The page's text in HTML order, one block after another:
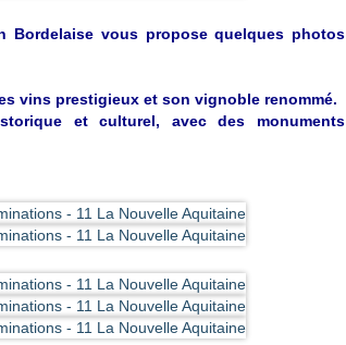
vous propose quelques photos
vins prestigieux et son vignoble renommé.
et culturel, avec des monuments